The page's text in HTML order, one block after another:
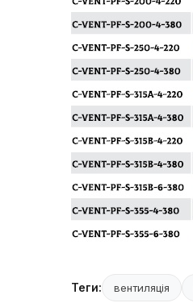
Теги: вентиляція